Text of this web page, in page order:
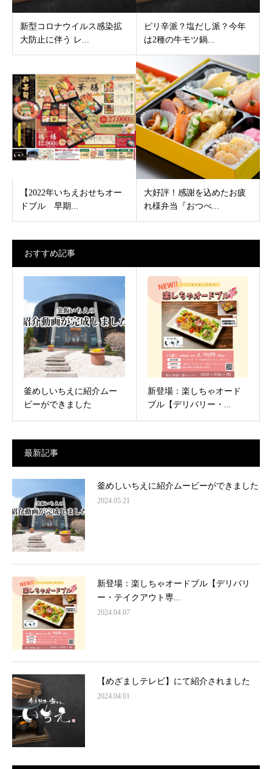
新型コロナウイルス感染拡
大防止に伴う レ...
ピリ辛派？塩だし派？今年
は2種の牛モツ鍋...
【2022年いちえおせちオー
ドブル 早期...
大好評！感謝を込めたお疲
れ様弁当『おつべ...
おすすめ記事
釜めしいちえに紹介ムー
ビーができました
新登場：楽しちゃオード
ブル【デリバリー・...
最新記事
釜めしいちえに紹介ムービーができました
2024.05.21
新登場：楽しちゃオードブル【デリバリ
ー・テイクアウト専...
2024.04.07
【めざましテレビ】にて紹介されました
2024.04.01